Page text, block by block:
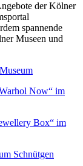
der Kölner
spannende
Museen und
Now“ im
Box“ im
Schnütgen